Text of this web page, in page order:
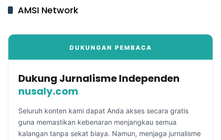
AMSI Network
DUKUNGAN PEMBACA
Dukung Jurnalisme Independen
nusaly.com
Seluruh konten kami dapat Anda akses secara gratis
guna memastikan kebenaran menjangkau semua
kalangan tanpa sekat biaya. Namun, menjaga jurnalisme